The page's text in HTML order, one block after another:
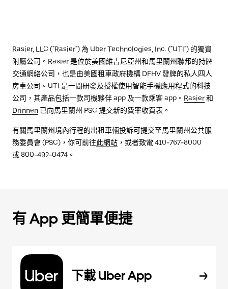
Rasier, LLC ("Rasier") 為 Uber Technologies, Inc. ("UTI") 的獨資
附屬公司。Rasier 是位於美國維吉尼亞州和馬里蘭州聯邦的持牌
交通網絡公司，也是由美國租車政府機構 DFHV 發牌的私人四人
房車公司。UTI 是一間研發及授權使用智能手機應用程式的科技
公司，其產品包括一款司機夥伴 app 及一款乘客 app。 Rasier和
Drinnen 已向馬里蘭州 PSC 提交新的費率收費表。
有關馬里蘭州境內行程的出租車輛投訴可提交至馬里蘭州公共服
務委員會 (PSC)，你可前往此網站 ，或者致電 410-767-8000
或 800-492-0474。
有 App 更簡單便捷
下載 Uber App